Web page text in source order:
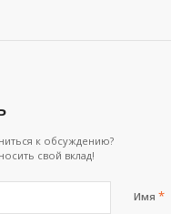
к обсуждению?
свой вклад!
Имя *